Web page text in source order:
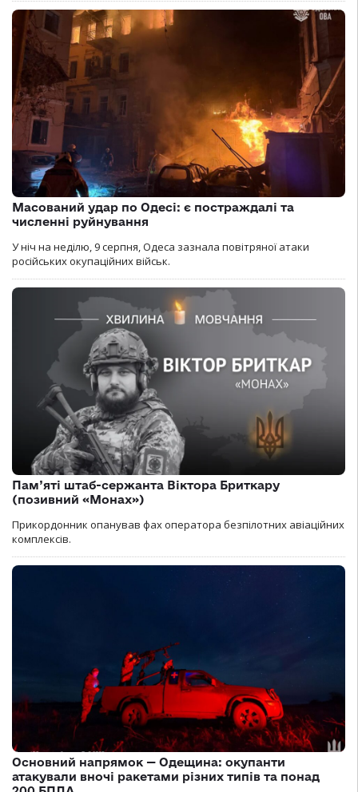
Масований удар по Одесі: є постраждалі та
численні руйнування
У ніч на неділю, 9 серпня, Одеса зазнала повітряної атаки
російських окупаційних військ.
Пам’яті штаб-сержанта Віктора Бриткару
(позивний «Монах»)
Прикордонник опанував фах оператора безпілотних авіаційних
комплексів.
Основний напрямок — Одещина: окупанти
атакували вночі ракетами різних типів та понад